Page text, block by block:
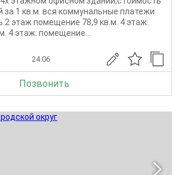
за 1 кв.м. вся коммунальные платежи
этаж помещение 78,9 кв.м. 4 этаж:
4 этаж: помещение...
24.06
Позвонить